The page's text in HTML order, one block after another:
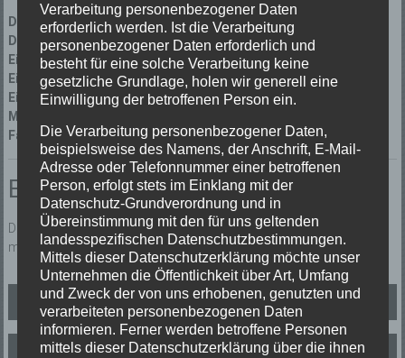
Datum:21/09/2022 um 19:38 Uhr
Dauer:37 Minuten
Einsatzart:Brandeinsatz
Einsatzort:Yach
Einsatzleiter:Guido Schultis
Mannschaftsstärke:
Fahrzeuge:Florian Elzach 1/46
Einsatzbericht:
Durch Landung eines RTH angefachtes Nutzfeuer. Das Feuer wurde
mit einem C-Rohr abgeslöscht.
Beitragsnavigation
B2 Zimmerbrand
TH1 Insekteneinsatz
Verarbeitung personenbezogener Daten
erforderlich werden. Ist die Verarbeitung
personenbezogener Daten erforderlich und
besteht für eine solche Verarbeitung keine
gesetzliche Grundlage, holen wir generell eine
Einwilligung der betroffenen Person ein.
Die Verarbeitung personenbezogener Daten,
beispielsweise des Namens, der Anschrift, E-Mail-
Adresse oder Telefonnummer einer betroffenen
Person, erfolgt stets im Einklang mit der
Datenschutz-Grundverordnung und in
Übereinstimmung mit den für uns geltenden
landesspezifischen Datenschutzbestimmungen.
Mittels dieser Datenschutzerklärung möchte unser
Unternehmen die Öffentlichkeit über Art, Umfang
und Zweck der von uns erhobenen, genutzten und
verarbeiteten personenbezogenen Daten
informieren. Ferner werden betroffene Personen
mittels dieser Datenschutzerklärung über die ihnen